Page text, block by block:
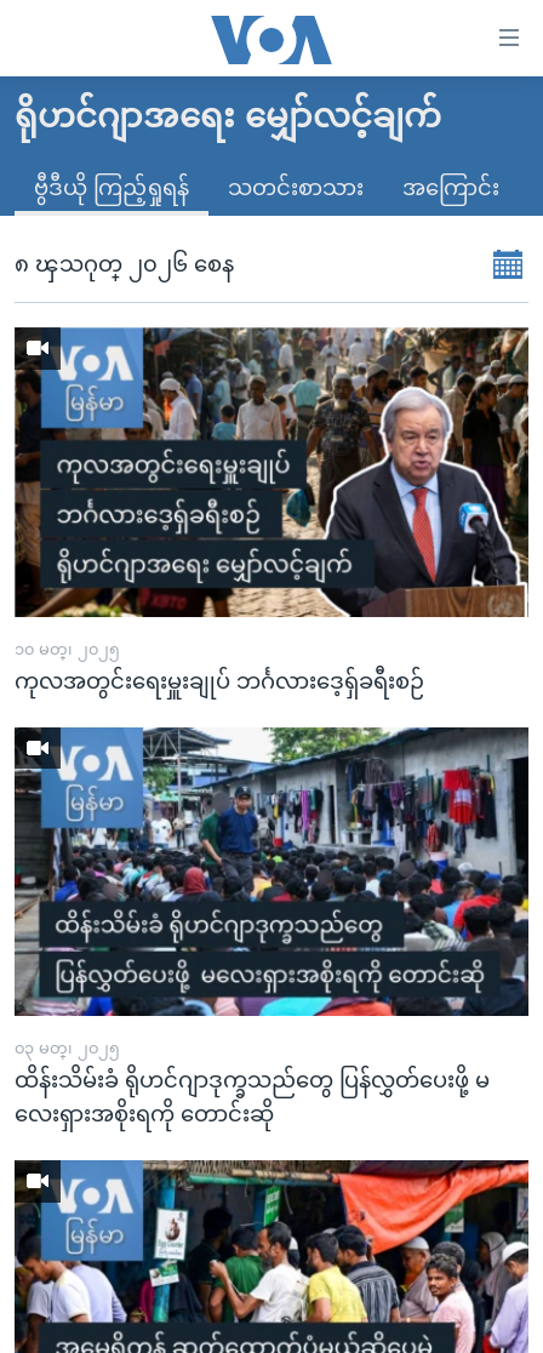
လွယ်ကူ
စေ
သည့်
များ
အကြောင်းအရာ
သို့
ကျော်
ကြည့်
ရန်
ပင်မ
အ
ညွန်း
စာမျက်နှာ
သို့
ကျော်
ရန်
ရှာဖွေ
နေရာ
သို့
ကျော်
ရန်
မူလစာမျက်နှာ
မြန်မာ
ကမ္ဘာ့သတင်းများ
နိုင်ငံတကာ
အမေရိကန်
တရုတ်
အစ္စရေး-ပါလက်စတိုင်း
ဗွီဒီယို
သတင်းလွတ်လပ်ခွင့်
ရပ်ဝန်းတခု လမ်းတခု အလွန်
အင်္ဂလိပ်စာလေ့လာမယ်
အမေရိကန်သုံးအီဒီယံ
မကြေးမုံရဲ့ အင်္ဂလိပ်စာ
ရုပ်ရှင်ထဲက အင်္ဂလိပ်စာ
သုတပဒေသာ အင်္ဂလိပ်စာ
အပတ်စဉ်ကဏ္ဍများ
ရေဒီယို
တီဗွီ
ရေဒီယိုနှင့်ရုပ်သံ အချက်အလက်များ
ရေဒီယို/တီဗွီအစီအစဉ်
Learning English
ဗွီအိုအေ လူမှုကွန်ယက်များ
ဘာသာစကားများ
ရိုဟင်ဂျာအရေး မျှော်လင့်ချက်
ဗွီဒီယို ကြည့်ရှုရန် သတင်းစာသား အကြောင်း
၈ ၾသဂုတ္ ၂၀၂၆ စေန
၁၀ မတ္၊ ၂၀၂၅
ကုလအတွင်းရေးမှူးချုပ် ဘင်္ဂလားဒေ့ရှ်ခရီးစဉ်
၀၃ မတ္၊ ၂၀၂၅
ထိန်းသိမ်းခံ ရိုဟင်ဂျာဒုက္ခသည်တွေ ပြန်လွှတ်ပေးဖို့ မ
လေးရှားအစိုးရကို တောင်းဆို